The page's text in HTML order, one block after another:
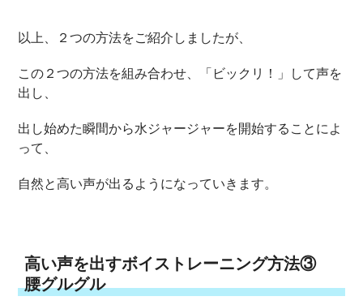
以上、２つの方法をご紹介しましたが、
この２つの方法を組み合わせ、「ビックリ！」して声を
出し、
出し始めた瞬間から水ジャージャーを開始することによ
って、
自然と高い声が出るようになっていきます。
高い声を出すボイストレーニング方法③
腰グルグル